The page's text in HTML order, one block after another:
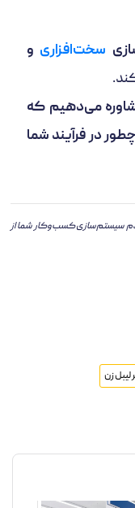
سخت‌افزاری و
می‌دهیم که
در فرآیند شما
سیستم‌سازی کسب‌وکار شما از
لیبل زن